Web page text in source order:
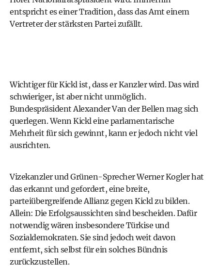
entspricht es einer Tradition, dass das Amt einem
Vertreter der stärksten Partei zufällt.
Wichtiger für Kickl ist, dass er Kanzler wird. Das wird
schwieriger, ist aber nicht unmöglich.
BundespräsidentAlexander Van der Bellenmag sich
querlegen. Wenn Kickl eine parlamentarische
Mehrheit für sich gewinnt, kann er jedoch nicht viel
ausrichten.
Vizekanzler undGrünen-SprecherWerner Koglerhat
das erkannt und gefordert, eine breite,
parteiübergreifende Allianz gegen Kickl zu bilden.
Allein: Die Erfolgsaussichten sind bescheiden. Dafür
notwendig wären insbesondere Türkise und
Sozialdemokraten. Sie sind jedoch weit davon
entfernt, sich selbst für ein solches Bündnis
zurückzustellen.